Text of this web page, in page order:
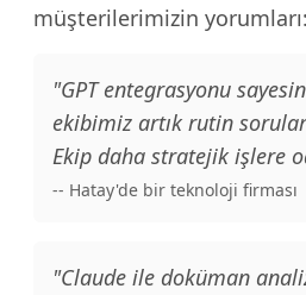
müşterilerimizin yorumları:
"GPT entegrasyonu
ekibimiz artık rutin
Ekip daha stratejik işlere
-- Hatay'de bir teknoloji firması
"Claude ile doküman